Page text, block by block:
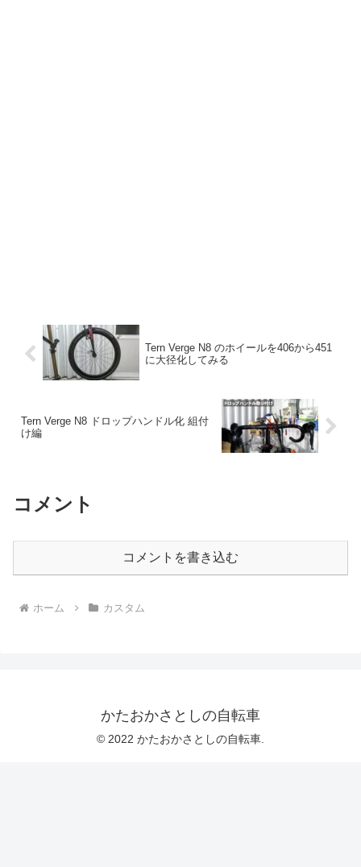
Tern Verge N8 のホイールを406から451
に大径化してみる
Tern Verge N8 ドロップハンドル化 組付
け編
コメント
コメントを書き込む
ホーム カスタム
かたおかさとしの自転車
© 2022 かたおかさとしの自転車.